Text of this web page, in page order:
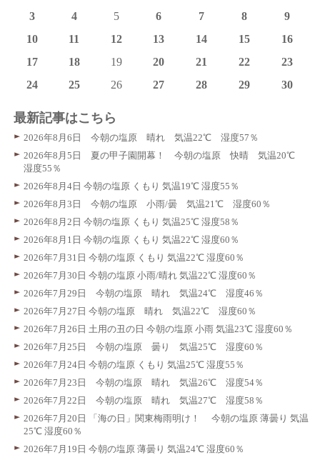
3
4 5 6 7 8
9
10
11 12 13 14 15
16
17
18 19 20 21 22
23
24
25 26 27 28 29 30
最新記事はこちら
2026年8月6日 今朝の塩原 晴れ 気温22℃ 湿度57％
2026年8月5日 夏の甲子園開幕！ 今朝の塩原 快晴 気温20℃
湿度55％
2026年8月4日 今朝の塩原 くもり 気温19℃ 湿度55％
2026年8月3日 今朝の塩原 小雨/曇 気温21℃ 湿度60％
2026年8月2日 今朝の塩原 くもり 気温25℃ 湿度58％
2026年8月1日 今朝の塩原 くもり 気温22℃ 湿度60％
2026年7月31日 今朝の塩原 くもり 気温22℃ 湿度60％
2026年7月30日 今朝の塩原 小雨/晴れ 気温22℃ 湿度60％
2026年7月29日 今朝の塩原 晴れ 気温24℃ 湿度46％
2026年7月27日 今朝の塩原 晴れ 気温22℃ 湿度60％
2026年7月26日 土用の丑の日 今朝の塩原 小雨 気温23℃ 湿度60％
2026年7月25日 今朝の塩原 曇り 気温25℃ 湿度60％
2026年7月24日 今朝の塩原 くもり 気温25℃ 湿度55％
2026年7月23日 今朝の塩原 晴れ 気温26℃ 湿度54％
2026年7月22日 今朝の塩原 晴れ 気温27℃ 湿度58％
2026年7月20日 「海の日」関東梅雨明け！ 今朝の塩原 薄曇り 気温
25℃ 湿度60％
2026年7月19日 今朝の塩原 薄曇り 気温24℃ 湿度60％